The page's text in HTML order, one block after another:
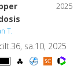
2025
T.
sa.10, 2025